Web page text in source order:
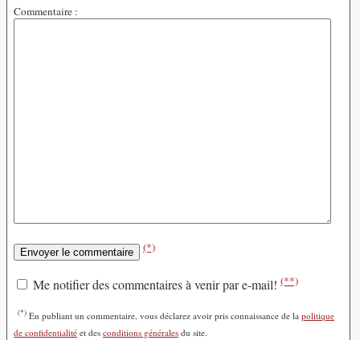
Commentaire :
(*)
Me notifier des commentaires à venir par e-mail! (**)
(*) En publiant un commentaire, vous déclarez avoir pris connaissance de la politique
de confidentialité et des conditions générales du site.